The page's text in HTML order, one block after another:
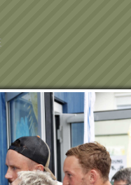
Webseite für Sie
Wenn Sie fortfahren,